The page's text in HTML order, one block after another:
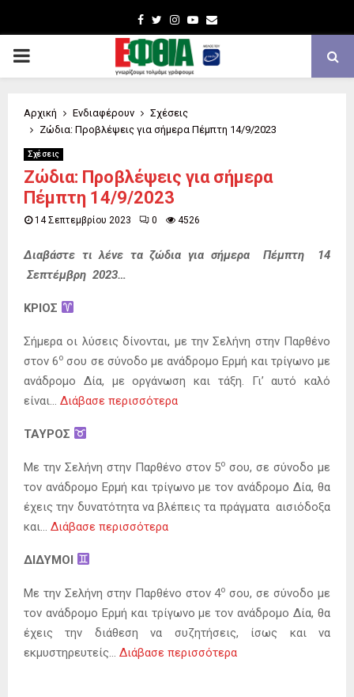
Facebook
TwitterInstagram
Youtube
Email
PRIMARY
Αρχική Ενδιαφέρουν
Σχέσεις
Ζώδια: Προβλέψεις για σήμερα Πέμπτη 14/9/2023
Σχέσεις
Ζώδια: Προβλέψεις για σήμερα
Πέμπτη 14/9/2023
14 Σεπτεμβρίου 2023 0 4526
Διαβάστε τι λένε τα ζώδια για σήμερα Πέμπτη 14
Σεπτέμβρη 2023…
ΚΡΙΟΣ
Σήμερα οι λύσεις δίνονται, με την Σελήνη στην Παρθένο
στον 6ο σου σε σύνοδο με ανάδρομο Ερμή και τρίγωνο με
ανάδρομο Δία, με οργάνωση και τάξη. Γι’ αυτό καλό
είναι… Διάβασε περισσότερα
ΤΑΥΡΟΣ
Με την Σελήνη στην Παρθένο στον 5ο σου, σε σύνοδο με
τον ανάδρομο Ερμή και τρίγωνο με τον ανάδρομο Δία, θα
έχεις την δυνατότητα να βλέπεις τα πράγματα αισιόδοξα
και… Διάβασε περισσότερα
ΔΙΔΥΜΟΙ
Με την Σελήνη στην Παρθένο στον 4ο σου, σε σύνοδο με
τον ανάδρομο Ερμή και τρίγωνο με τον ανάδρομο Δία, θα
έχεις την διάθεση να συζητήσεις, ίσως και να
εκμυστηρευτείς… Διάβασε περισσότερα